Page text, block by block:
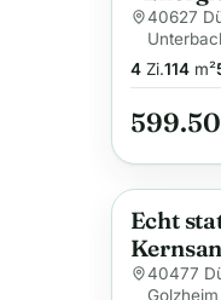
und
40627
4Zi.114m²
Anzeige
Echt
40477